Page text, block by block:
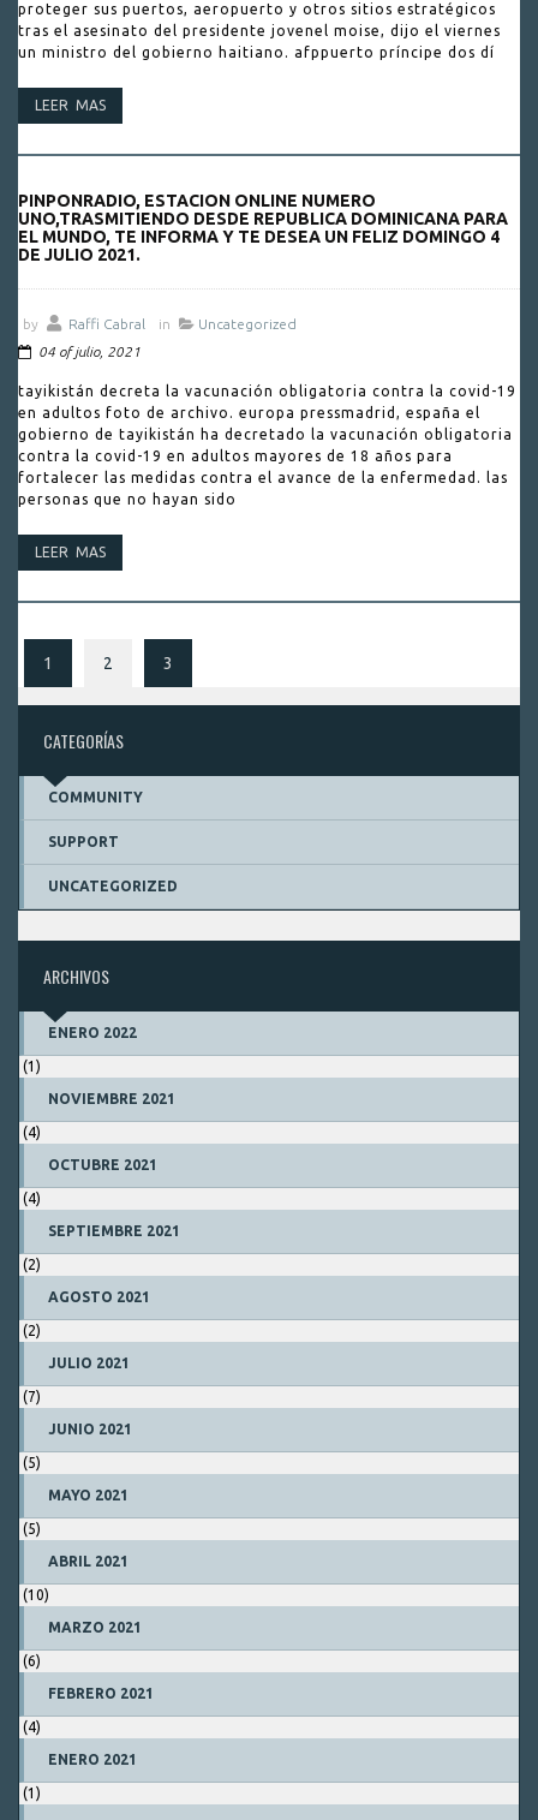
proteger sus puertos, aeropuerto y otros sitios estratégicos
tras el asesinato del presidente jovenel moise, dijo el viernes
un ministro del gobierno haitiano. afppuerto príncipe dos dí
LEER MAS
PINPONRADIO, ESTACION ONLINE NUMERO
UNO,TRASMITIENDO DESDE REPUBLICA DOMINICANA PARA
EL MUNDO, TE INFORMA Y TE DESEA UN FELIZ DOMINGO 4
DE JULIO 2021.
by Raffi Cabral in
Uncategorized
04 of julio, 2021
tayikistán decreta la vacunación obligatoria contra la covid-19
en adultos foto de archivo. europa pressmadrid, españa el
gobierno de tayikistán ha decretado la vacunación obligatoria
contra la covid-19 en adultos mayores de 18 años para
fortalecer las medidas contra el avance de la enfermedad. las
personas que no hayan sido
LEER MAS
1 2 3
CATEGORÍAS
COMMUNITY
SUPPORT
UNCATEGORIZED
ARCHIVOS
ENERO 2022
(1)
NOVIEMBRE 2021
(4)
OCTUBRE 2021
(4)
SEPTIEMBRE 2021
(2)
AGOSTO 2021
(2)
JULIO 2021
(7)
JUNIO 2021
(5)
MAYO 2021
(5)
ABRIL 2021
(10)
MARZO 2021
(6)
FEBRERO 2021
(4)
ENERO 2021
(1)